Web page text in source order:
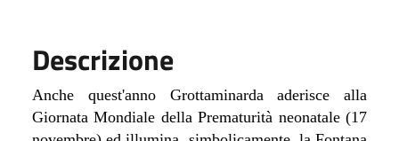
Descrizione
Anche quest'anno Grottaminarda aderisce alla
Giornata Mondiale della Prematurità neonatale (17